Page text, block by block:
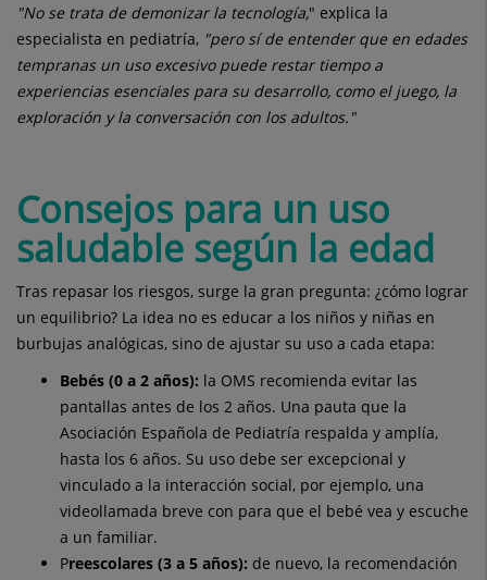
"No se trata de demonizar la tecnología," explica la
especialista en pediatría, "pero sí de entender que en edades
tempranas un uso excesivo puede restar tiempo a
experiencias esenciales para su desarrollo, como el juego, la
exploración y la conversación con los adultos."
Consejos para un uso
saludable según la edad
Tras repasar los riesgos, surge la gran pregunta: ¿cómo lograr
un equilibrio? La idea no es educar a los niños y niñas en
burbujas analógicas, sino de ajustar su uso a cada etapa:
Bebés (0 a 2 años): la OMS recomienda evitar las
pantallas antes de los 2 años. Una pauta que la
Asociación Española de Pediatría respalda y amplía,
hasta los 6 años. Su uso debe ser excepcional y
vinculado a la interacción social, por ejemplo, una
videollamada breve con para que el bebé vea y escuche
a un familiar.
Preescolares (3 a 5 años): de nuevo, la recomendación